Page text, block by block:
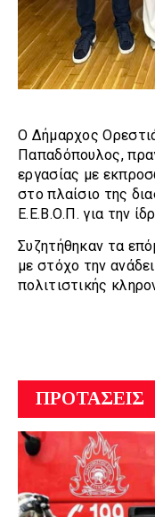
Ο Δήμαρχος
Παπαδόπουλος,
εργασίας με
στο πλαίσιο της
Ε.Ε.Β.Ο.Π. για την
Συζητήθηκαν τα
με στόχο την
πολιτιστικής
ΠΡΟΤΑΣΕΙΣ